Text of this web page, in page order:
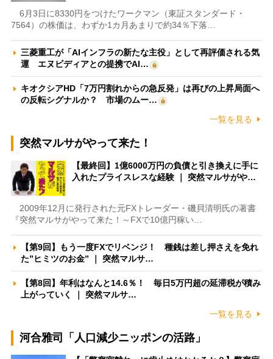
6月3日に8330円をつけたワークマン（東証スタンダード・
7564）の株価は、わずか1カ月あまりで約34％下落…
三菱重工が「AIインフラの新たな主役」として再評価される気
運 エヌビディアとの提携でAI…
キオクシアHD「7万円割れからの急反発」は再びの上昇局面へ
の反転シグナルか？ 市場のムー…
一覧を見る
突然マルサがやって来た！
【最終回】1億6000万円の負債と引き換えに手に
入れたプライスレスな経験 ｜ 突然マルサがや…
2009年12月に発行された元FXトレーダー・磯貝清明氏の著書
『突然マルサがやって来た！～FXで10億円稼い…
【第9回】もう一度FXでリベンジ！ 種銭は差し押さえを免れ
た”ヒミツのお金” ｜ 突然マルサ…
【第8回】年利はなんと14.6％！ 毎日5万円超の延滞税が積み
上がっていく ｜ 突然マルサ…
一覧を見る
河合雅司「人口減少ニッポンの活路」